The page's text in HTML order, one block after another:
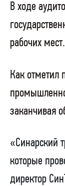
В ходе
рабочих
Как отметил
заканчивая
«Синарский
которые
директор